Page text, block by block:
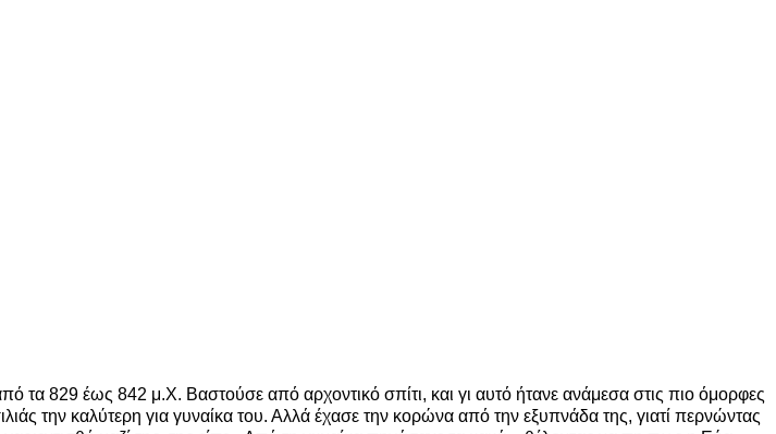
829 έως 842 μ.Χ. Βαστούσε από αρχοντικό σπίτι, και γι αυτό ήτανε ανάμεσα στις πιο όμορφες
την καλύτερη για γυναίκα του. Αλλά έχασε την κορώνα από την εξυπνάδα της, γιατί περνώντας